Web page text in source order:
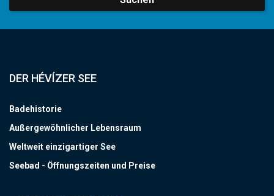
DER HÉVÍZER SEE
Badehistorie
Außergewöhnlicher Lebensraum
Weltweit einzigartiger See
Seebad - Öffnungszeiten und Preise